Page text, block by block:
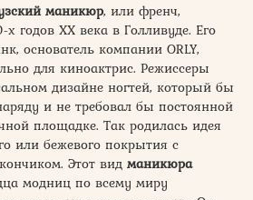
маникюр, или френч,
годов XX века в Голливуде. Его
основатель компании ORLY,
для киноактрис. Режиссеры
дизайне ногтей, который бы
и не требовал бы постоянной
площадке. Так родилась идея
или бежевого покрытия с
Этот вид маникюра
модниц по всему миру